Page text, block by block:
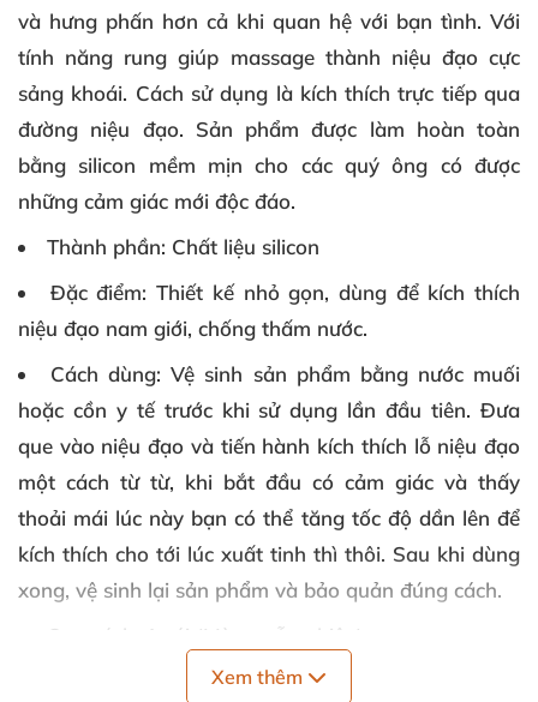
và hưng phấn hơn cả khi quan hệ với bạn tình. Với
tính năng rung giúp massage thành niệu đạo cực
sảng khoái. Cách sử dụng là kích thích trực tiếp qua
đường niệu đạo. Sản phẩm được làm hoàn toàn
bằng silicon mềm mịn cho các quý ông có được
những cảm giác mới độc đáo.
Thành phần: Chất liệu silicon
Đặc điểm: Thiết kế nhỏ gọn, dùng để kích thích
niệu đạo nam giới, chống thấm nước.
Cách dùng: Vệ sinh sản phẩm bằng nước muối
hoặc cồn y tế trước khi sử dụng lần đầu tiên. Đưa
que vào niệu đạo và tiến hành kích thích lỗ niệu đạo
một cách từ từ, khi bắt đầu có cảm giác và thấy
thoải mái lúc này bạn có thể tăng tốc độ dần lên để
kích thích cho tới lúc xuất tinh thì thôi. Sau khi dùng
xong, vệ sinh lại sản phẩm và bảo quản đúng cách.
Quy cách
: 1 cái (Màu ngẫu nhiên)
: Dùng pinXem thêm